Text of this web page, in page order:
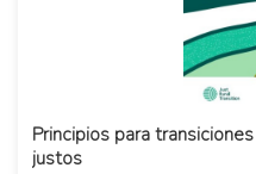
Principios para
justos